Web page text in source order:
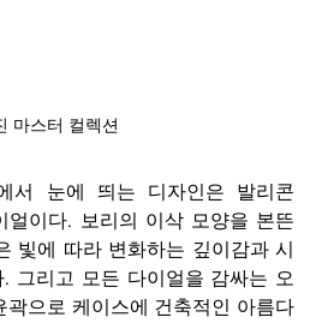
마스터 컬렉션
서 눈에 띄는 디자인은 발리콘
얼이다. 보리의 이삭 모양을 본뜬
빛에 따라 변화하는 깊이감과 시
그리고 모든 다이얼을 감싸는 오
곽으로 케이스에 건축적인 아름다